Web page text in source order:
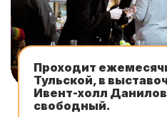
Проходит
Тульской, в
Ивент-холл
свободный.